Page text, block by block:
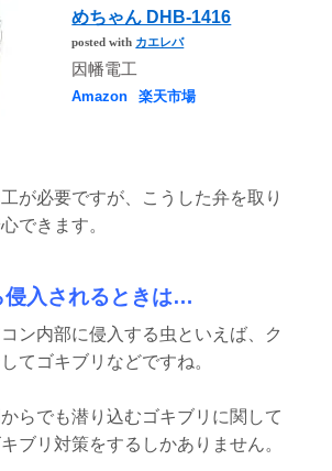
めちゃん DHB-1416
posted with カエレバ
因幡電工
Amazon 楽天市場
が必要ですが、こうした弁を取り
できます。
侵入されるときは…
ン内部に侵入する虫といえば、ク
てゴキブリなどですね。
らでも潜り込むゴキブリに関して
ブリ対策をするしかありません。